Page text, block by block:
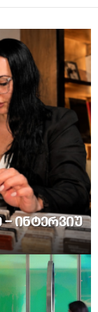
ᲘᲜᲢᲔᲠᲕᲘᲣ